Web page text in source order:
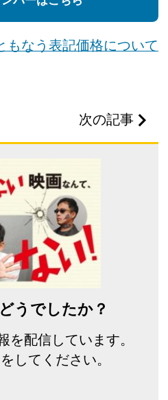
もなう表記価格について
次の記事
うでしたか？
を配信しています。
してください。